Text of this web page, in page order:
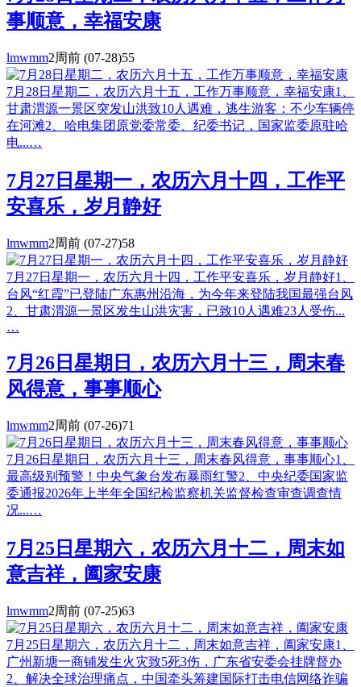
事顺意，幸福安康
lmwmm2周前 (07-28)55
7月28日星期二，农历六月十五，工作万事顺意，幸福安康1、
甘肃渭源一景区突发山洪致10人遇难，逃生游客：不少车辆停
在河滩2、哈电集团原党委常委、纪委书记，国家监委原驻哈
电...…
7月27日星期一，农历六月十四，工作平
安喜乐，岁月静好
lmwmm2周前 (07-27)58
7月27日星期一，农历六月十四，工作平安喜乐，岁月静好1、
台风“红霞”已登陆广东惠州沿海，为今年来登陆我国最强台风
2、甘肃渭源一景区发生山洪灾害，已致10人遇难23人受伤...
…
7月26日星期日，农历六月十三，周末春
风得意，事事顺心
lmwmm2周前 (07-26)71
7月26日星期日，农历六月十三，周末春风得意，事事顺心1、
最高级别预警！中央气象台发布暴雨红警2、中央纪委国家监
委通报2026年上半年全国纪检监察机关监督检查审查调查情
况...…
7月25日星期六，农历六月十二，周末如
意吉祥，阖家安康
lmwmm2周前 (07-25)63
7月25日星期六，农历六月十二，周末如意吉祥，阖家安康1、
广州新塘一商铺发生火灾致5死3伤，广东省安委会挂牌督办
2、解决全球治理痛点，中国牵头筹建国际打击电信网络诈骗